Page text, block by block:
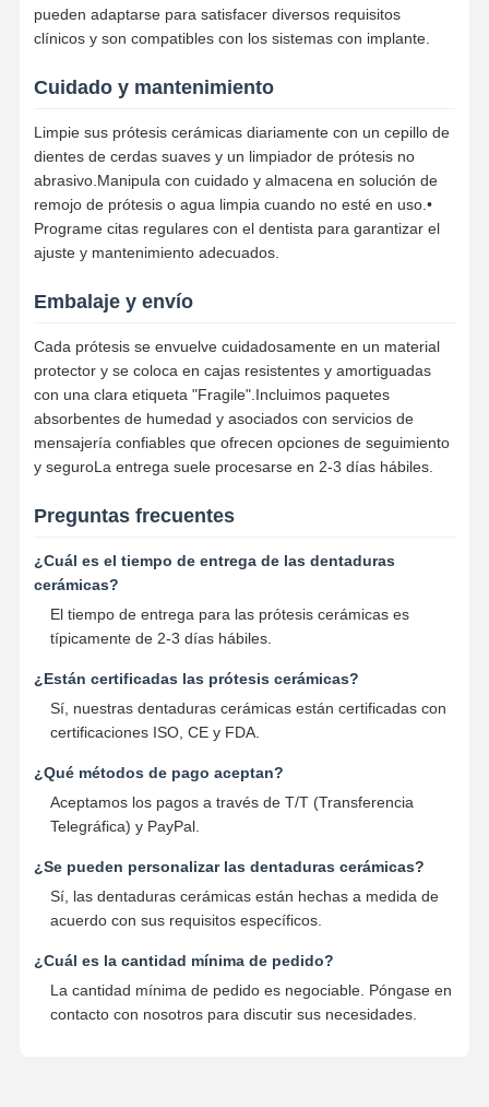
pueden adaptarse para satisfacer diversos requisitos
clínicos y son compatibles con los sistemas con implante.
Cuidado y mantenimiento
Limpie sus prótesis cerámicas diariamente con un cepillo de
dientes de cerdas suaves y un limpiador de prótesis no
abrasivo.Manipula con cuidado y almacena en solución de
remojo de prótesis o agua limpia cuando no esté en uso.•
Programe citas regulares con el dentista para garantizar el
ajuste y mantenimiento adecuados.
Embalaje y envío
Cada prótesis se envuelve cuidadosamente en un material
protector y se coloca en cajas resistentes y amortiguadas
con una clara etiqueta "Fragile".Incluimos paquetes
absorbentes de humedad y asociados con servicios de
mensajería confiables que ofrecen opciones de seguimiento
y seguroLa entrega suele procesarse en 2-3 días hábiles.
Preguntas frecuentes
¿Cuál es el tiempo de entrega de las dentaduras
cerámicas?
El tiempo de entrega para las prótesis cerámicas es
típicamente de 2-3 días hábiles.
¿Están certificadas las prótesis cerámicas?
Sí, nuestras dentaduras cerámicas están certificadas con
certificaciones ISO, CE y FDA.
¿Qué métodos de pago aceptan?
Aceptamos los pagos a través de T/T (Transferencia
Telegráfica) y PayPal.
¿Se pueden personalizar las dentaduras cerámicas?
Sí, las dentaduras cerámicas están hechas a medida de
acuerdo con sus requisitos específicos.
¿Cuál es la cantidad mínima de pedido?
La cantidad mínima de pedido es negociable. Póngase en
contacto con nosotros para discutir sus necesidades.